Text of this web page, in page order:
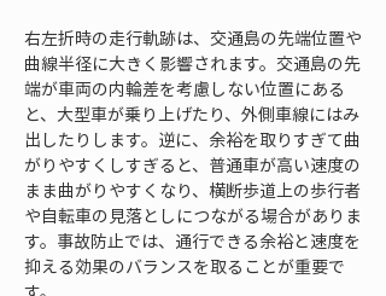
右左折時の走行軌跡は、交通島の先端位置や
曲線半径に大きく影響されます。交通島の先
端が車両の内輪差を考慮しない位置にある
と、大型車が乗り上げたり、外側車線にはみ
出したりします。逆に、余裕を取りすぎて曲
がりやすくしすぎると、普通車が高い速度の
まま曲がりやすくなり、横断歩道上の歩行者
や自転車の見落としにつながる場合がありま
す。事故防止では、通行できる余裕と速度を
抑える効果のバランスを取ることが重要で
す。